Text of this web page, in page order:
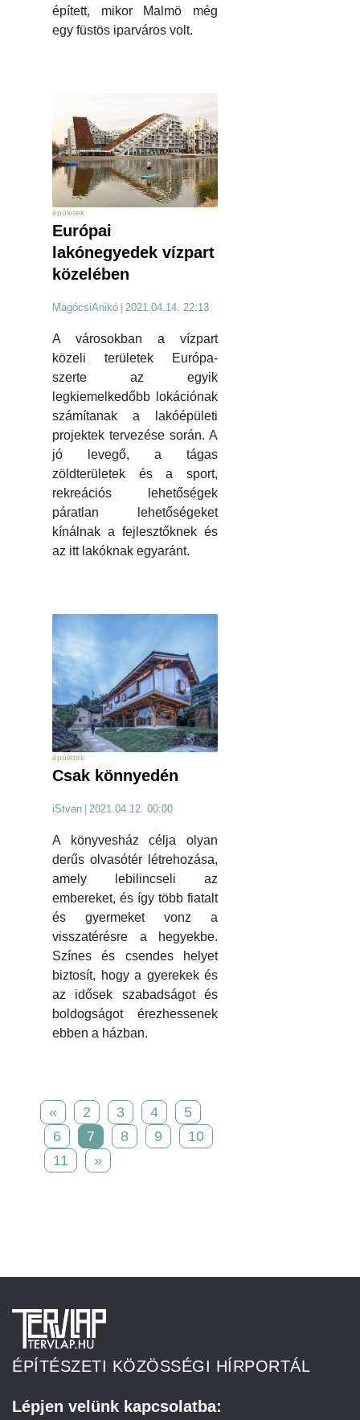
épített, mikor Malmö még
egy füstös iparváros volt.
épületek
Európai
lakónegyedek vízpart
közelében
MagócsiAnikó 2021.04.14. 22:13
A városokban a vízpart
közeli területek Európa-
szerte az egyik
legkiemelkedőbb lokációnak
számítanak a lakóépületi
projektek tervezése során. A
jó levegő, a tágas
zöldterületek és a sport,
rekreációs lehetőségek
páratlan lehetőségeket
kínálnak a fejlesztőknek és
az itt lakóknak egyaránt.
épületek
Csak könnyedén
iStvan 2021.04.12. 00:00
A könyvesház célja olyan
derűs olvasótér létrehozása,
amely lebilincseli az
embereket, és így több fiatalt
és gyermeket vonz a
visszatérésre a hegyekbe.
Színes és csendes helyet
biztosít, hogy a gyerekek és
az idősek szabadságot és
boldogságot érezhessenek
ebben a házban.
« 2 3 4
5
6
7 8 9
10
11
»
ÉPÍTÉSZETI KÖZÖSSÉGI HÍRPORTÁL
Lépjen velünk kapcsolatba: